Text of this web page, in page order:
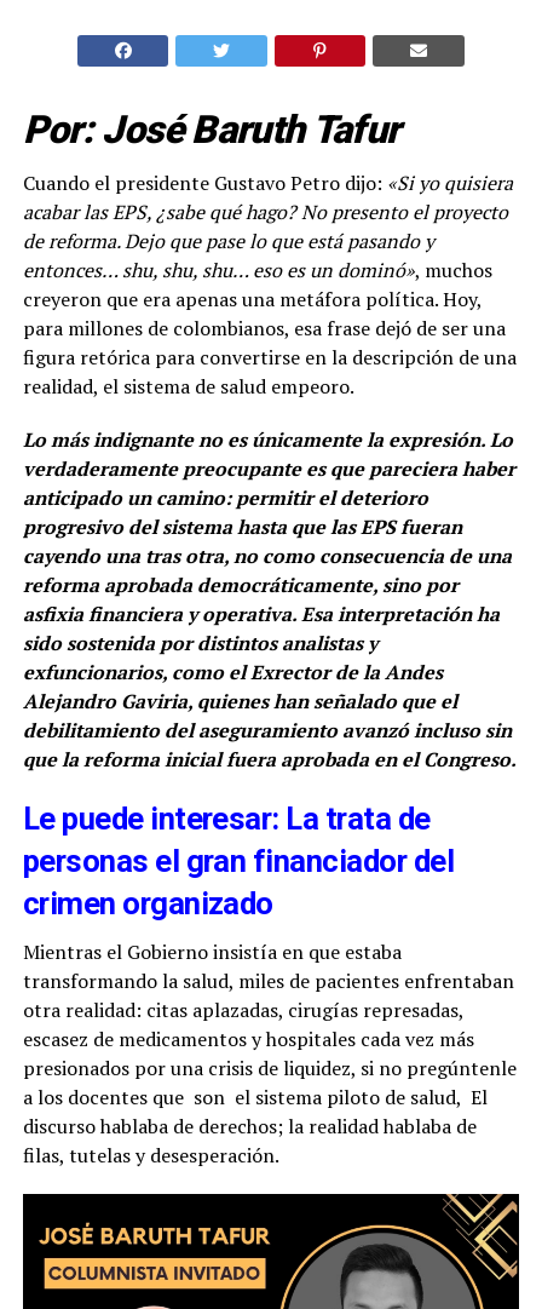
Por: José Baruth Tafur
Cuando el presidente Gustavo Petro dijo: «Si yo quisiera
acabar las EPS, ¿sabe qué hago? No presento el proyecto
de reforma. Dejo que pase lo que está pasando y
entonces… shu, shu, shu… eso es un dominó», muchos
creyeron que era apenas una metáfora política. Hoy,
para millones de colombianos, esa frase dejó de ser una
figura retórica para convertirse en la descripción de una
realidad, el sistema de salud empeoro.
Lo más indignante no es únicamente la expresión. Lo
verdaderamente preocupante es que pareciera haber
anticipado un camino: permitir el deterioro
progresivo del sistema hasta que las EPS fueran
cayendo una tras otra, no como consecuencia de una
reforma aprobada democráticamente, sino por
asfixia financiera y operativa. Esa interpretación ha
sido sostenida por distintos analistas y
exfuncionarios, como el Exrector de la Andes
Alejandro Gaviria, quienes han señalado que el
debilitamiento del aseguramiento avanzó incluso sin
que la reforma inicial fuera aprobada en el Congreso.
Le puede interesar: La trata de
personas el gran financiador del
crimen organizado
Mientras el Gobierno insistía en que estaba
transformando la salud, miles de pacientes enfrentaban
otra realidad: citas aplazadas, cirugías represadas,
escasez de medicamentos y hospitales cada vez más
presionados por una crisis de liquidez, si no pregúntenle
a los docentes que son el sistema piloto de salud, El
discurso hablaba de derechos; la realidad hablaba de
filas, tutelas y desesperación.